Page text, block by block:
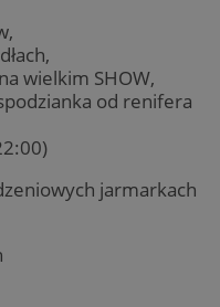
wielkim SHOW,
od renifera
jarmarkach